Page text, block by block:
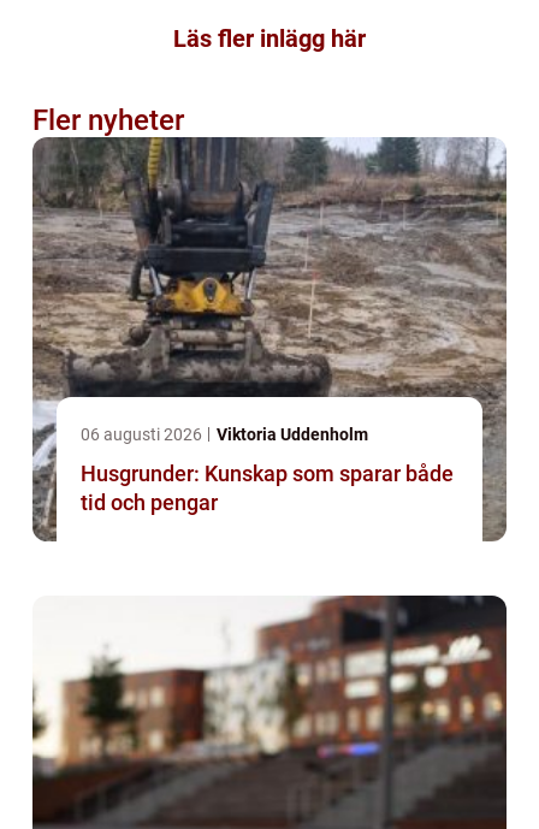
Läs fler inlägg här
Fler nyheter
06 augusti 2026 Viktoria Uddenholm
Husgrunder: Kunskap som sparar både
tid och pengar